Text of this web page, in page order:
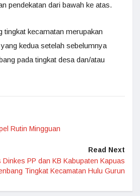
pendekatan dari bawah ke atas.
tingkat kecamatan merupakan
kedua setelah sebelumnya
pada tingkat desa dan/atau
Rutin Mingguan
Read Next
Dinkes PP dan KB Kabupaten Kapuas
Tingkat Kecamatan Hulu Gurun